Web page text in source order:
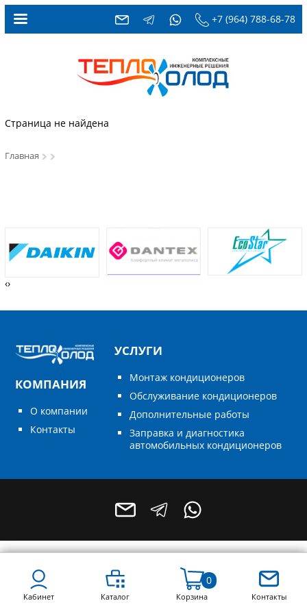
+7 (964) 788-68-78
Страница не найдена
Главная
‹›
КОМПАНИЯ
О компании
Контакты
УСЛУГИ
Монтаж кондиционеров
Обслуживание кондиционеров
Дополнительные работы
Заправка и диагностика
автомобильных кондиционеров
+7 (496) 795-55-49 +7 (964) 788-68-78
Кабинет Каталог Корзина
0
Контакты